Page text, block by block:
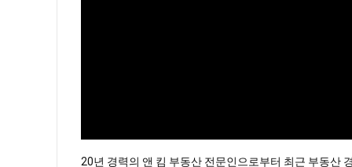
20년 경력의 앤 킴 부동산 전문인으로부터 최근 부동산